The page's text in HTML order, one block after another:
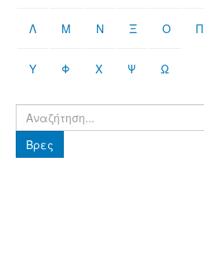
Λ Μ Ν Ξ Ο Π
Υ Φ Χ Ψ Ω
Βρες
Βρες